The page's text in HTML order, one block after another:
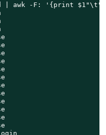
| awk -F: '{print $1"\t"